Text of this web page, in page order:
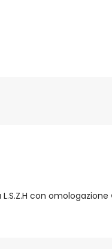
con omologazione